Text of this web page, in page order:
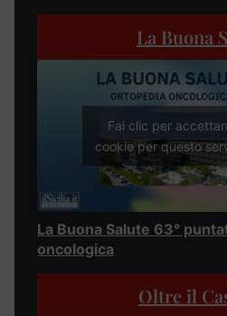
La Buona
Fai clic per
cookie per questo
La Buona Salute 63°
oncologica
Oltre il